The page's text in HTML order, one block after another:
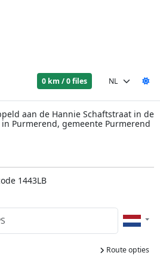
0 km / 0 files
aan de Hannie Schaftstraat in de
Purmerend, gemeente Purmerend
1443LB
Route opties